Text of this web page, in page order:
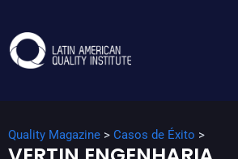
Quality Magazine > Casos de Éxito >